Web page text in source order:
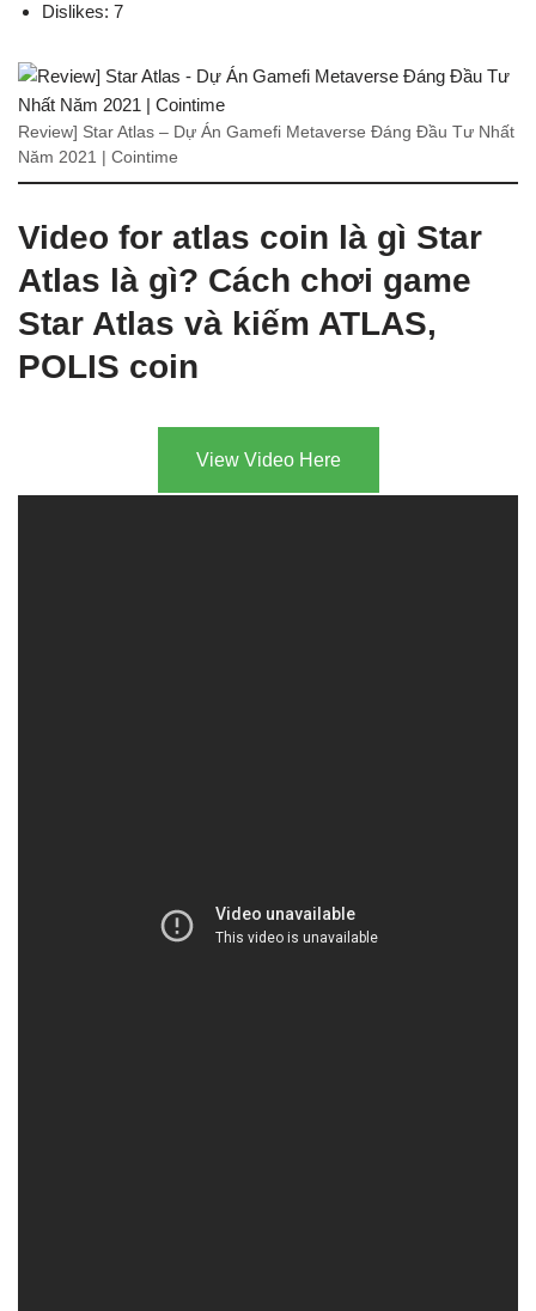
Dislikes: 7
Review] Star Atlas – Dự Án Gamefi Metaverse Đáng Đầu Tư Nhất
Năm 2021 | Cointime
Video for atlas coin là gì Star
Atlas là gì? Cách chơi game
Star Atlas và kiếm ATLAS,
POLIS coin
View Video Here